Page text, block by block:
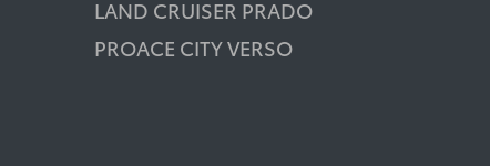
LAND CRUISER PRADO
PROACE CITY VERSO